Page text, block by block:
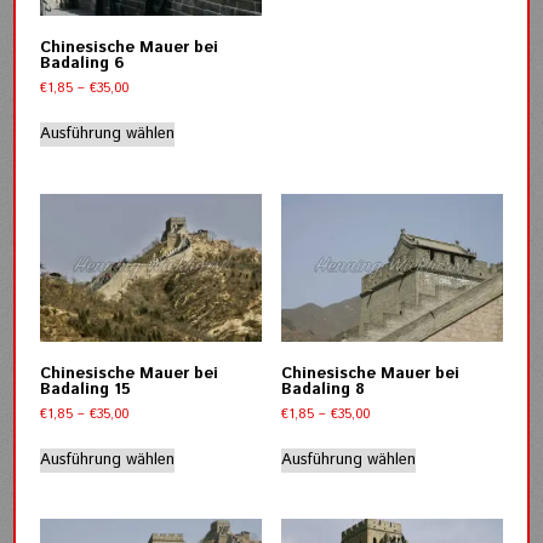
Chinesische Mauer bei
Badaling 6
€1,85 –€35,00Preisspanne:
bis
€35,00
Ausführung wählen
Dieses
Produkt
mehrere
Varianten
auf.
Die
Optionen
können
auf
Produktseite
werden
Chinesische Mauer bei
Badaling 15
€1,85 –€35,00Preisspanne:
bis
€35,00
Ausführung wählen
mehrere
Chinesische Mauer bei
Badaling 8
€1,85 – €35,00Preisspanne:
bis
€35,00
Ausführung wählenProdukt
mehrere